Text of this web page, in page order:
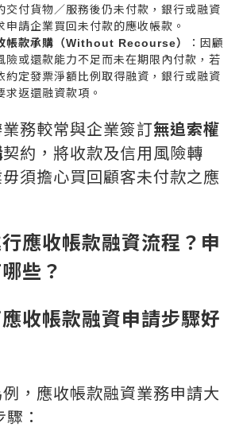
交付貨物／服務後仍未付款，銀行或融資
申請企業買回未付款的應收帳款。
帳款承購（Without Recourse）
：因顧
險或還款能力不足而未在期限內付款，若
約定發票淨額比例取得融資，銀行或融資
求返還融資款項。
務較常與企業簽訂無追索權
契約，將收款及信用風險轉
須擔心買回顧客未付款之應
應收帳款融資流程？申
些？
應收帳款融資申請步驟好
，應收帳款融資業務申請大
：